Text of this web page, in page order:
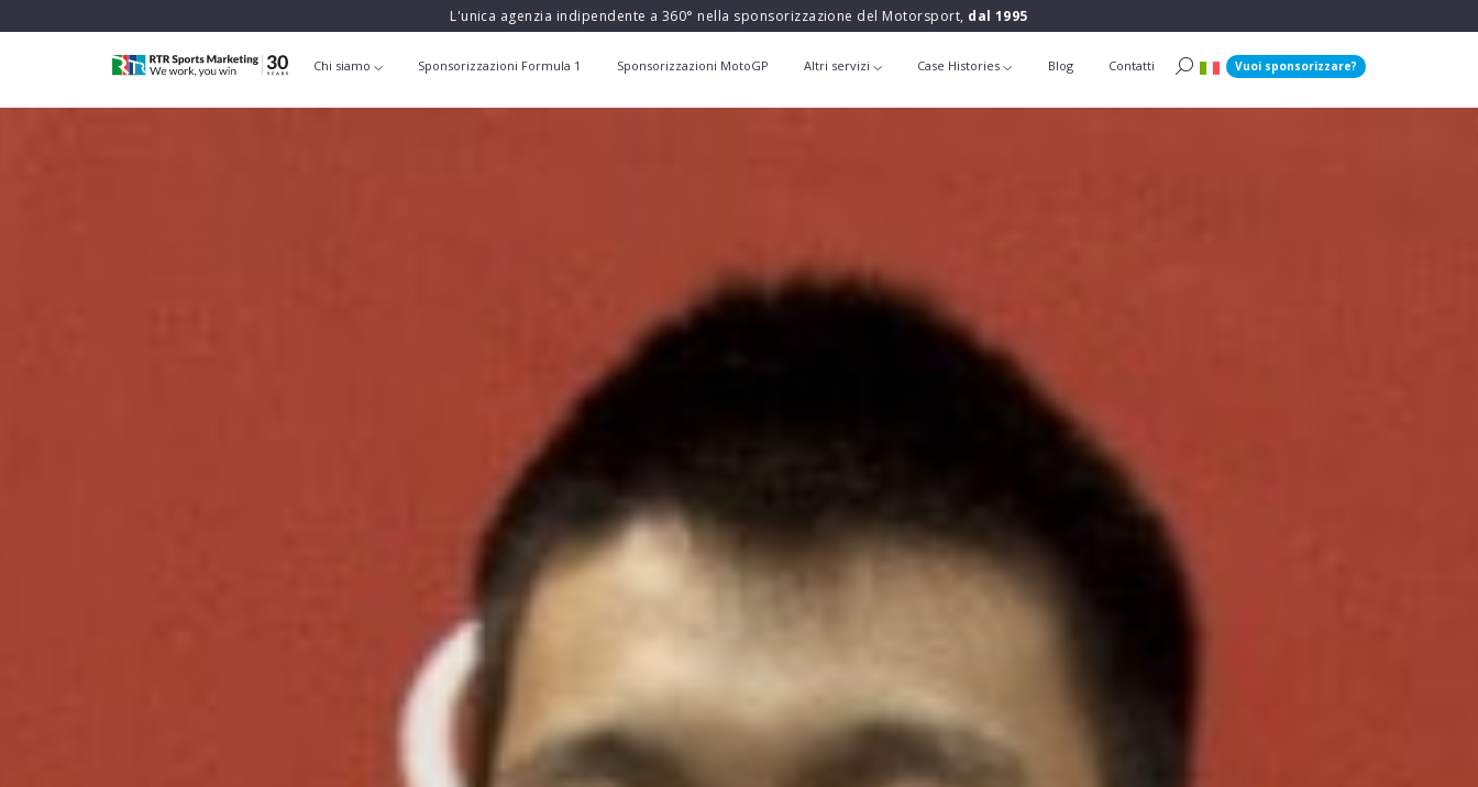
L'unica agenzia indipendente a 360° nella sponsorizzazione del Motorsport, dal 1995
Chi siamo Sponsorizzazioni Formula 1 Sponsorizzazioni MotoGP Altri servizi Case Histories Blog Contatti Vuoi sponsorizzare?